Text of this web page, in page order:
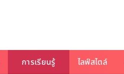
การเรียนรู้ ไลฟ์สไตล์